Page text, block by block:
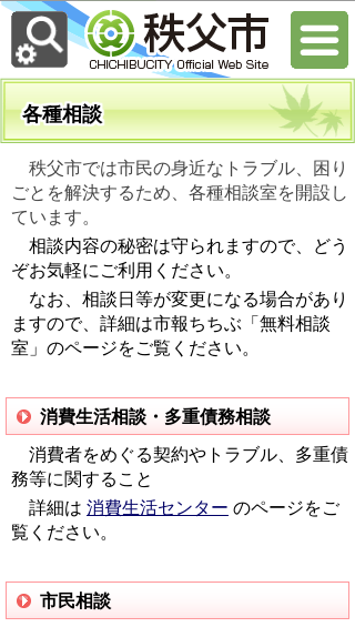
各種相談
秩父市では市民の身近なトラブル、困り
ごとを解決するため、各種相談室を開設し
ています。
相談内容の秘密は守られますので、どう
ぞお気軽にご利用ください。
なお、相談日等が変更になる場合があり
ますので、詳細は市報ちちぶ「無料相談
室」のページをご覧ください。
消費生活相談・多重債務相談
消費者をめぐる契約やトラブル、多重債
務等に関すること
詳細は 消費生活センター のページをご
覧ください。
市民相談